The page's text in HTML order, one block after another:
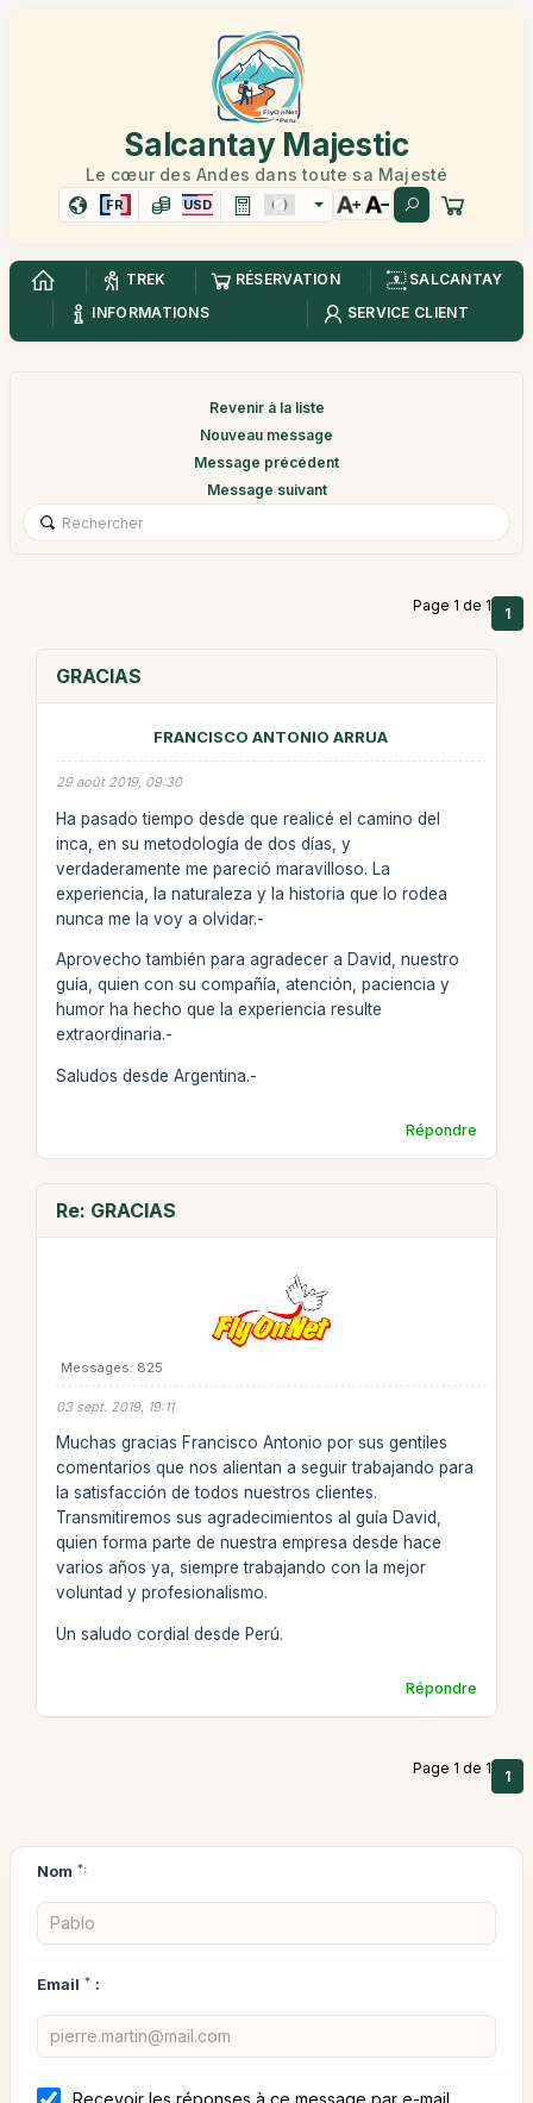
Salcantay Majestic
Le cœur des Andes dans toute sa Majesté
FR USD
TREK RÉSERVATION
SALCANTAY
INFORMATIONS
SERVICE CLIENT
Revenir à la liste
Nouveau message
Message précédent
Message suivant
Page 1 de 1 1
GRACIAS
FRANCISCO ANTONIO ARRUA
29 août 2019, 09:30
Ha pasado tiempo desde que realicé el camino del
inca, en su metodología de dos días, y
verdaderamente me pareció maravilloso. La
experiencia, la naturaleza y la historia que lo rodea
nunca me la voy a olvidar.-
Aprovecho también para agradecer a David, nuestro
guía, quien con su compañía, atención, paciencia y
humor ha hecho que la experiencia resulte
extraordinaria.-
Saludos desde Argentina.-
Répondre
Re: GRACIAS
Messages: 825
03 sept. 2019, 19:11
Muchas gracias Francisco Antonio por sus gentiles
comentarios que nos alientan a seguir trabajando para
la satisfacción de todos nuestros clientes.
Transmitiremos sus agradecimientos al guía David,
quien forma parte de nuestra empresa desde hace
varios años ya, siempre trabajando con la mejor
voluntad y profesionalismo.
Un saludo cordial desde Perú.
Répondre
Page 1 de 1 1
Nom *:
Email * :
Recevoir les réponses à ce message par e-mail